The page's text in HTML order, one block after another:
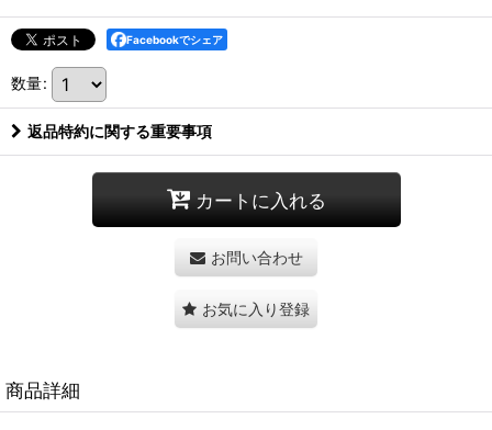
Facebookでシェア
数量:
返品特約に関する重要事項
カートに入れる
お問い合わせ
お気に入り登録
商品詳細